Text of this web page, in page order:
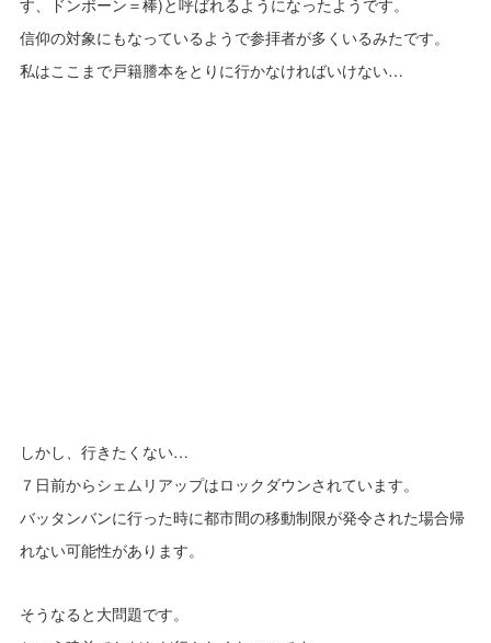
す、ドンボーン＝棒)と呼ばれるようになったようです。
信仰の対象にもなっているようで参拝者が多くいるみたです。
私はここまで戸籍謄本をとりに行かなければいけない…
しかし、行きたくない…
７日前からシェムリアップはロックダウンされています。
バッタンバンに行った時に都市間の移動制限が発令された場合帰
れない可能性があります。
そうなると大問題です。